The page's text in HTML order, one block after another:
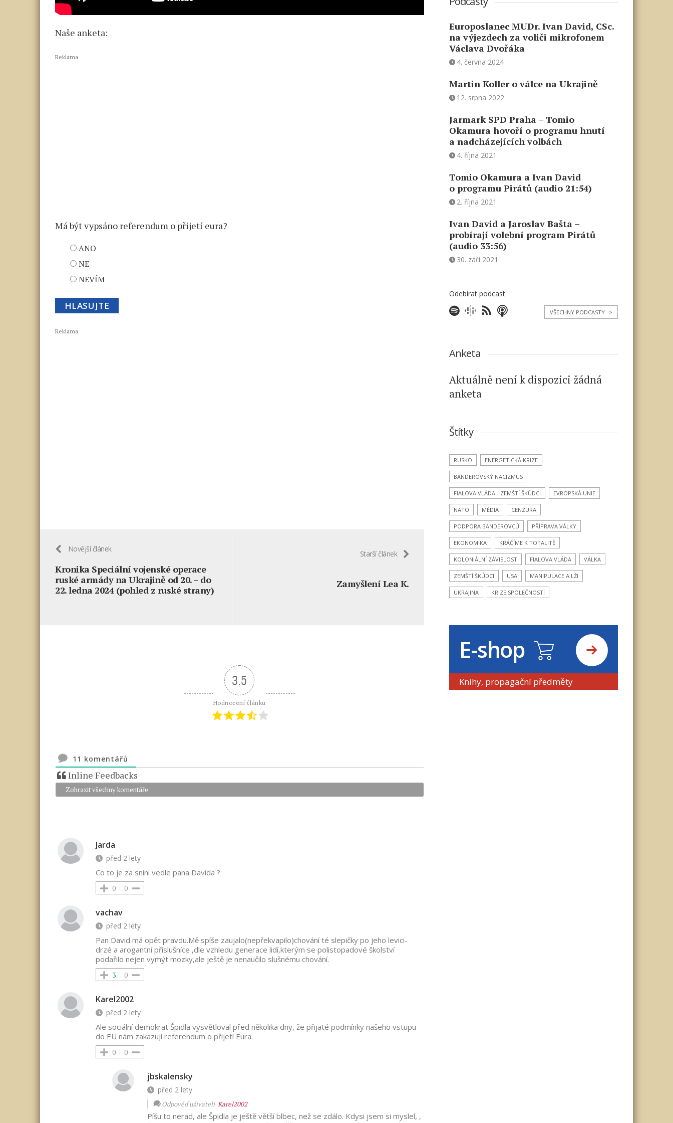
Naše anketa:
Reklama
Má být vypsáno referendum o přijetí eura?
ANO
NE
NEVÍM
Reklama
Novější článek
Kronika Speciální vojenské operace
ruské armády na Ukrajině od 20. – do
22. ledna 2024 (pohled z ruské strany)
Starší článek
Zamyšlení Lea K.
3.5
Hodnocení článku
11 komentářů
Inline Feedbacks
Zobrazit všechny komentáře
Jarda
před 2 lety
Co to je za snini vedle pana Davida ?
0 0
vachav
před 2 lety
Pan David má opět pravdu.Mě spíše zaujalo(nepřekvapilo)chování té slepičky po jeho levici-
drzé a arogantní příslušníce ,dle vzhledu generace lidí,kterým se polistopadové školství
podařilo nejen vymýt mozky,ale ještě je nenaučilo slušnému chování.
3 0
Karel2002
před 2 lety
Ale sociální demokrat Špidla vysvětloval před několika dny, že přijaté podmínky našeho vstupu
do EU nám zakazují referendum o přijetí Eura.
0 0
jbskalensky
před 2 lety
Odpověď uživateli Karel2002
Píšu to nerad, ale Špidla je ještě větší blbec, než se zdálo. Kdysi jsem si myslel, ,
Europoslanec MUDr. Ivan David, CSc.
na výjezdech za voliči mikrofonem
Václava Dvořáka
4. června 2024
Martin Koller o válce na Ukrajině
12. srpna 2022
Jarmark SPD Praha – Tomio
Okamura hovoří o programu hnutí
a nadcházejících volbách
4. října 2021
Tomio Okamura a Ivan David
o programu Pirátů (audio 21:54)
2. října 2021
Ivan David a Jaroslav Bašta –
probírají volební program Pirátů
(audio 33:56)
30. září 2021
Odebírat podcast
VŠECHNY PODCASTY >
Anketa
Aktuálně není k dispozici žádná
anketa
Štítky
RUSKO ENERGETICKÁ KRIZE
BANDEROVSKÝ NACIZMUS
FIALOVA VLÁDA - ZEMŠTÍ ŠKŮDCI EVROPSKÁ UNIE
NATO MÉDIA CENZURA
PODPORA BANDEROVCŮ PŘÍPRAVA VÁLKY
EKONOMIKA KRÁČÍME K TOTALITĚ
KOLONIÁLNÍ ZÁVISLOST FIALOVA VLÁDA VÁLKA
ZEMŠTÍ ŠKŮDCI USA MANIPULACE A LŽI
UKRAJINA KRIZE SPOLEČNOSTI
E-shop
Knihy, propagační předměty